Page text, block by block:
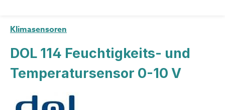
Klimasensoren
DOL 114 Feuchtigkeits- und
Temperatursensor 0-10 V